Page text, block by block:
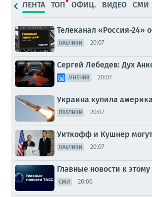
ЛЕНТА ТОП ОФИЦ. ВИДЕО СМИ
Телеканал «Россия-24»
ПАБЛИКИ 20:07
Сергей Лебедев: Дух
МНЕНИЯ 20:07
Украина купила
ПАБЛИКИ 20:07
Уиткофф и Кушнер
ПАБЛИКИ 20:07
Главные новости к этому
СМИ 20:06